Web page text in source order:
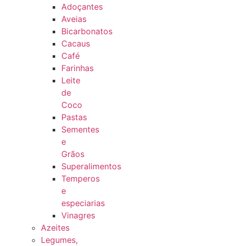
Adoçantes
Aveias
Bicarbonatos
Cacaus
Café
Farinhas
Leite
de
Coco
Pastas
Sementes
e
Grãos
Superalimentos
Temperos
e
especiarias
Vinagres
Azeites
Legumes,